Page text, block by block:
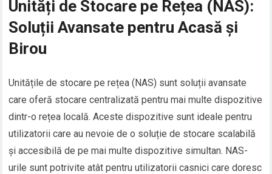
Unități de Stocare pe Rețea (NAS):
Soluții Avansate pentru Acasă și
Birou
Unitățile de stocare pe rețea (NAS) sunt soluții avansate
care oferă stocare centralizată pentru mai multe dispozitive
dintr-o rețea locală. Aceste dispozitive sunt ideale pentru
utilizatorii care au nevoie de o soluție de stocare scalabilă
și accesibilă de pe mai multe dispozitive simultan. NAS-
urile sunt potrivite atât pentru utilizatorii casnici care doresc